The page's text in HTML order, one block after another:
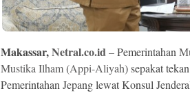
Makassar,Netral.co.id– Pemerintahan
Mustika Ilham(Appi-Aliyah) sepakat
Pemerintahan Jepang lewat Konsul